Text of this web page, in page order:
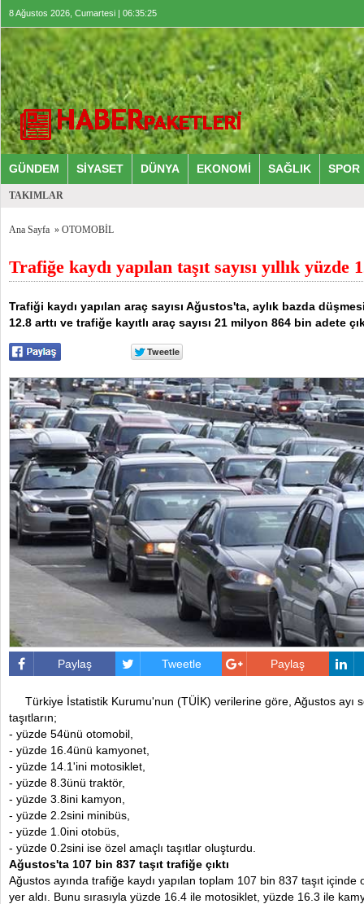
8 Ağustos 2026, Cumartesi | 06:35:26
GÜNDEM SİYASET DÜNYA EKONOMİ SAĞLIK SPOR
TAKIMLAR
Ana Sayfa » OTOMOBİL
Trafiğe kaydı yapılan taşıt sayısı yıllık yüzde
Trafiği kaydı yapılan araç sayısı Ağustos'ta, aylık bazda
12.8 arttı ve trafiğe kayıtlı araç sayısı 21 milyon 864 bin adete
Paylaş Tweetle Paylaş
Türkiye İstatistik Kurumu'nun (TÜİK) verilerine göre, Ağustos ayı
taşıtların;
- yüzde 54ünü otomobil,
- yüzde 16.4ünü kamyonet,
- yüzde 14.1'ini motosiklet,
- yüzde 8.3ünü traktör,
- yüzde 3.8ini kamyon,
- yüzde 2.2sini minibüs,
- yüzde 1.0ini otobüs,
- yüzde 0.2sini ise özel amaçlı taşıtlar oluşturdu.
Ağustos'ta 107 bin 837 taşıt trafiğe çıktı
Ağustos ayında trafiğe kaydı yapılan toplam 107 bin 837 taşıt
yer aldı. Bunu sırasıyla yüzde 16.4 ile motosiklet, yüzde 16.3 ile